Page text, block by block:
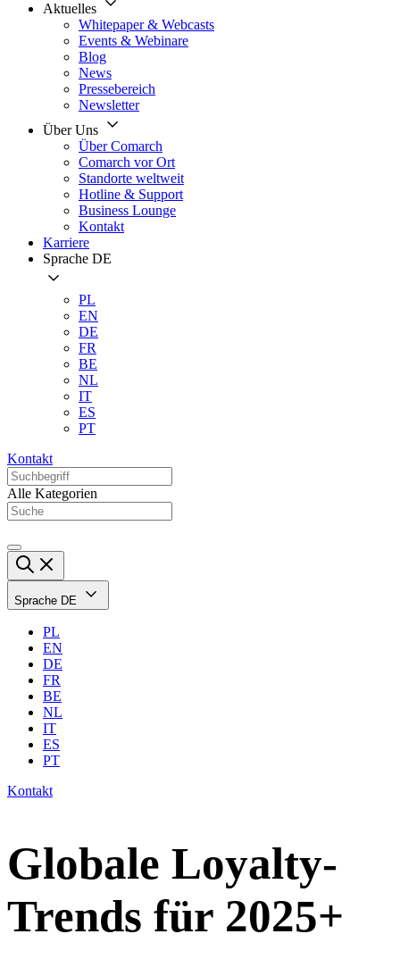
Aktuelles
Whitepaper & Webcasts
Events & Webinare
Blog
News
Pressebereich
Newsletter
Über Uns
Über Comarch
Comarch vor Ort
Standorte weltweit
Hotline & Support
Business Lounge
Kontakt
Karriere
Sprache DE
PL
EN
DE
FR
BE
NL
IT
ES
PT
Kontakt
Alle Kategorien
Sprache DE
PL
EN
DE
FR
BE
NL
IT
ES
PT
Kontakt
Globale Loyalty-
Trends für 2025+